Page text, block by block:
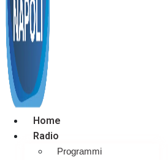
Home
Radio
Programmi